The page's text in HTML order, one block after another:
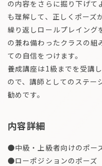
の内容をさらに掘り下げて
も理解して、正しくポーズ
繰り返しロールプレイング
の兼ね備わったクラスの組
ての自信をつけます。
養成講座は1級までを受講
ので、講師としてのステー
勧めです。
内容詳細
●中級・上級者向けのポー
●ローポジションのポーズ